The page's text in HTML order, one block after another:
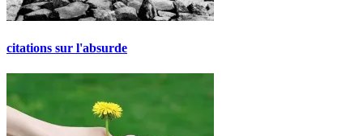
citations sur l'absurde